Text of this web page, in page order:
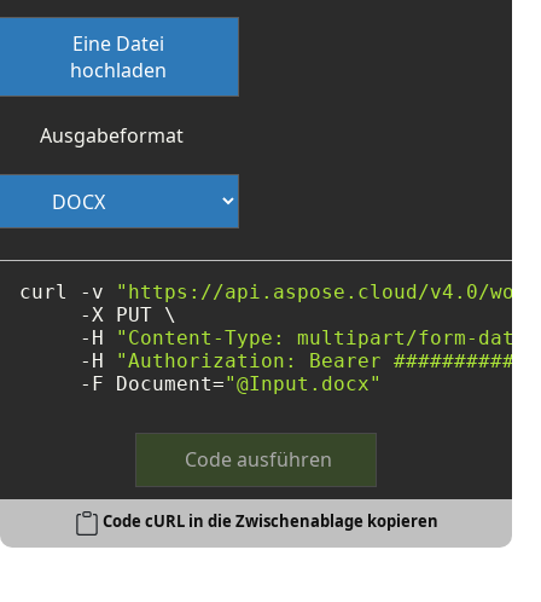
Eine Datei
hochladen
Ausgabeformat
curl -v
"https://api.aspose.cloud/v4.0/
     -X PUT \
     -H
"Content-Type: multipart/form-data"
     -H
"Authorization: Bearer
     -F Document=
"@Input.docx"
Code ausführen
Code cURL in die Zwischenablage kopieren